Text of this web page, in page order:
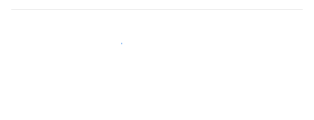
Liity kaltaistesi majoittajien joukkoon